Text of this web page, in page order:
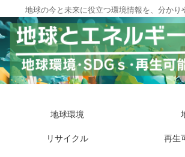
地球の今と未来に役立つ環境情報を、分かり
地球環境
リサイクル 再生